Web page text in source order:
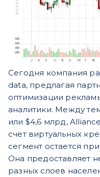
Сегодня компания
data, предлагая
оптимизации
аналитики. Между
или $4,6 млрд,
счет виртуальных
сегмент остается
Она предоставляет
разных слоев